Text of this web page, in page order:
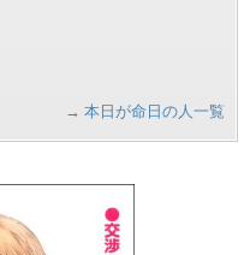
→ 本日が命日の人一覧